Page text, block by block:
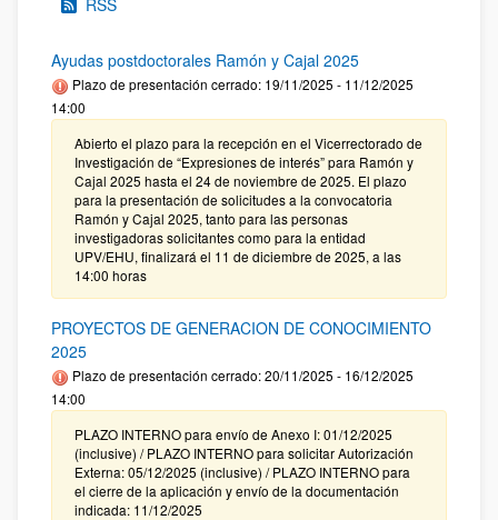
RSS
Ayudas postdoctorales Ramón y Cajal 2025
Plazo de presentación cerrado: 19/11/2025 - 11/12/2025
14:00
Abierto el plazo para la recepción en el Vicerrectorado de
Investigación de “Expresiones de interés” para Ramón y
Cajal 2025 hasta el 24 de noviembre de 2025. El plazo
para la presentación de solicitudes a la convocatoria
Ramón y Cajal 2025, tanto para las personas
investigadoras solicitantes como para la entidad
UPV/EHU, finalizará el 11 de diciembre de 2025, a las
14:00 horas
PROYECTOS DE GENERACION DE CONOCIMIENTO
2025
Plazo de presentación cerrado: 20/11/2025 - 16/12/2025
14:00
PLAZO INTERNO para envío de Anexo I: 01/12/2025
(inclusive) / PLAZO INTERNO para solicitar Autorización
Externa: 05/12/2025 (inclusive) / PLAZO INTERNO para
el cierre de la aplicación y envío de la documentación
indicada: 11/12/2025